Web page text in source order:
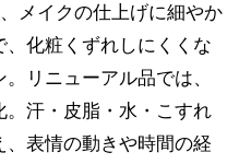
メイクの仕上げに細やか
化粧くずれしにくくな
リニューアル品では、
。汗・皮脂・水・こすれ
表情の動きや時間の経